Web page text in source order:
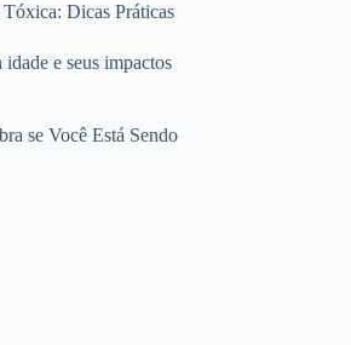
Dicas Práticas
e seus impactos
se Você Está Sendo